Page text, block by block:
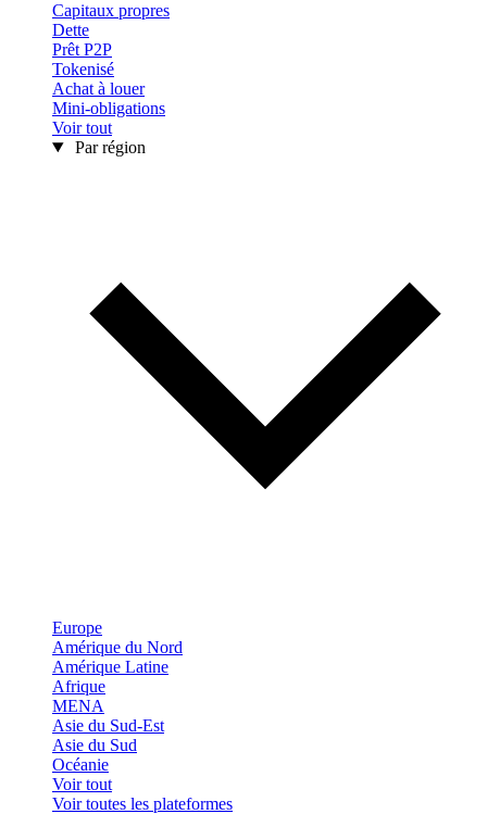
Capitaux propres
Dette
Prêt P2P
Tokenisé
Achat à louer
Mini-obligations
Voir tout
Par région
Europe
Amérique du Nord
Amérique Latine
Afrique
MENA
Asie du Sud-Est
Asie du Sud
Océanie
Voir tout
Voir toutes les plateformes